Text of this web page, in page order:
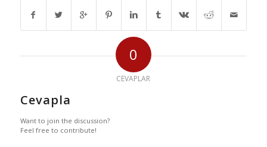
0
CEVAPLAR
Cevapla
Want to join the discussion?
Feel free to contribute!